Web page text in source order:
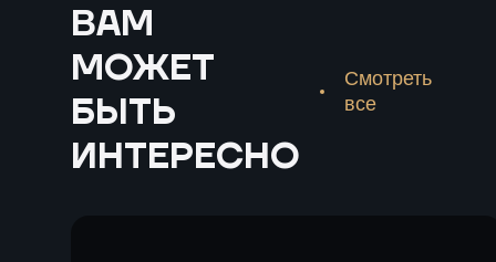
ВАМ
МОЖЕТ
БЫТЬ
ИНТЕРЕСНО
Смотреть
все